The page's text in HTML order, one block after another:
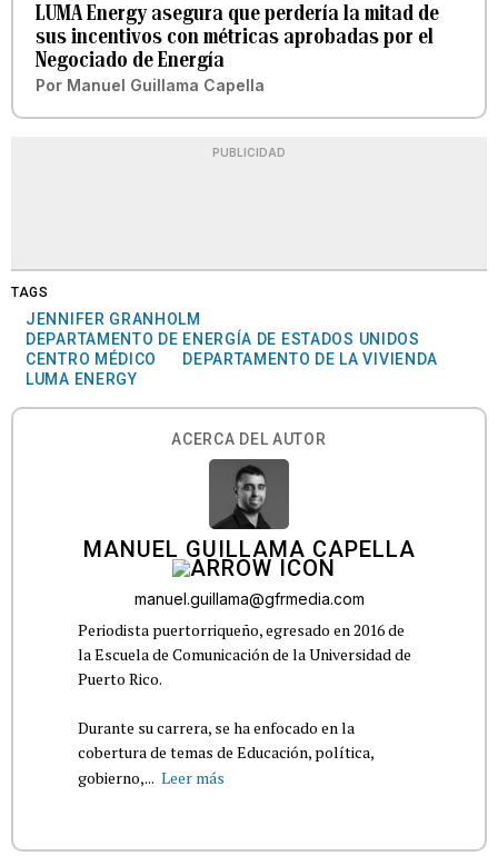
LUMA Energy asegura que perdería la mitad de
sus incentivos con métricas aprobadas por el
Negociado de Energía
Por Manuel Guillama Capella
PUBLICIDAD
TAGS
JENNIFER GRANHOLM
DEPARTAMENTO DE ENERGÍA DE ESTADOS UNIDOS
CENTRO MÉDICO
DEPARTAMENTO DE LA VIVIENDA
LUMA ENERGY
ACERCA DEL AUTOR
MANUEL GUILLAMA CAPELLA
manuel.guillama@gfrmedia.com
Periodista puertorriqueño, egresado en 2016 de
la Escuela de Comunicación de la Universidad de
Puerto Rico.
Durante su carrera, se ha enfocado en la
cobertura de temas de Educación, política,
gobierno,... Leer más